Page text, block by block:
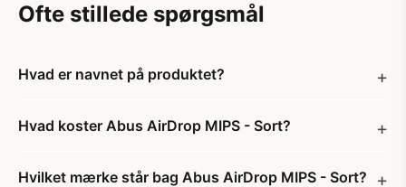
Ofte stillede spørgsmål
Hvad er navnet på produktet?
Hvad koster Abus AirDrop MIPS - Sort?
Hvilket mærke står bag Abus AirDrop MIPS - Sort?